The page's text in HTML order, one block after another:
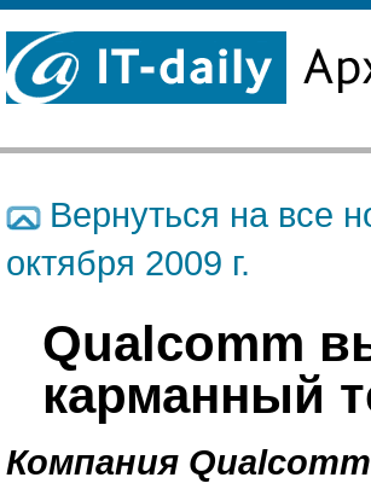
Вернуться на все
октября 2009 г.
Qualcomm
карманный
Компания Qualcomm